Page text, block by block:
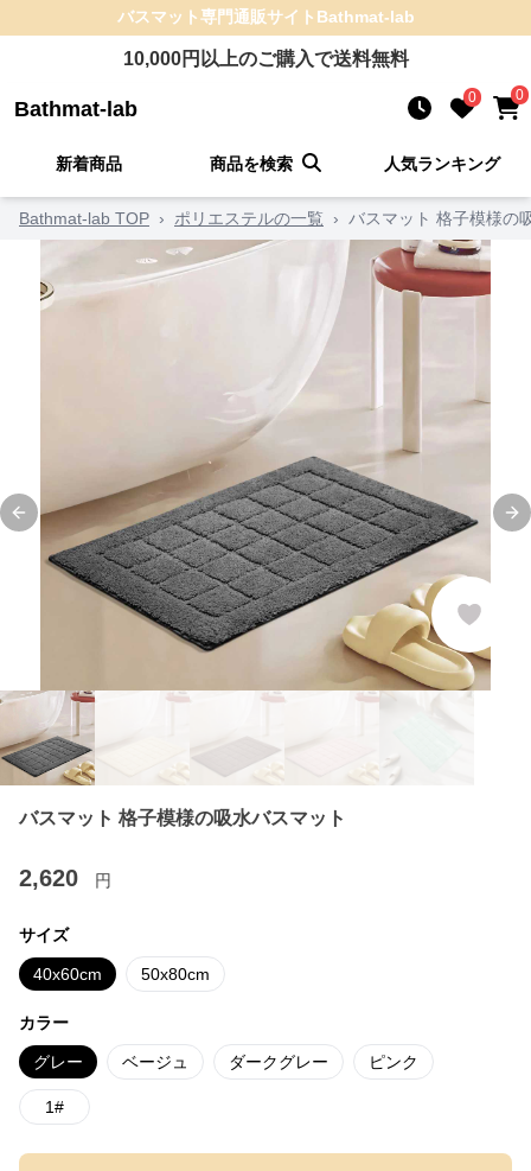
バスマット専門通販サイト Bathmat-lab
10,000円以上のご購入で送料無料
Bathmat-lab 0 0
新着商品 商品を検索 人気ランキング
Bathmat-lab TOP › ポリエステルの一覧 › バスマット 格子模様の
Previous slide
バスマット 格子模様の吸水バスマット
2,620 円
サイズ
40x60cm 50x80cm
カラー
グレー ベージュ ダークグレー ピンク
1#